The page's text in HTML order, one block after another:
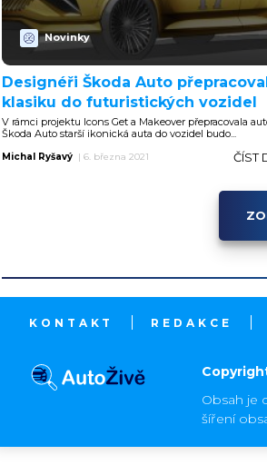
Novinky
Designéři Škoda Auto
klasiku do futuristických vozidel
V rámci projektu Icons Get a Makeover přepracovala
Škoda Auto starší ikonická auta do vozidel budo...
Michal Ryšavý | 6. března 2021 ČÍST
KONTAKT REDAKCE
Obsah je
šíření